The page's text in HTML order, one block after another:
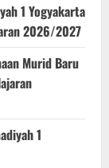
1 Yogyakarta
2026/2027
Murid Baru
1